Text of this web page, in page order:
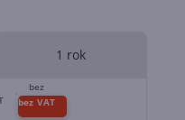
1 rok